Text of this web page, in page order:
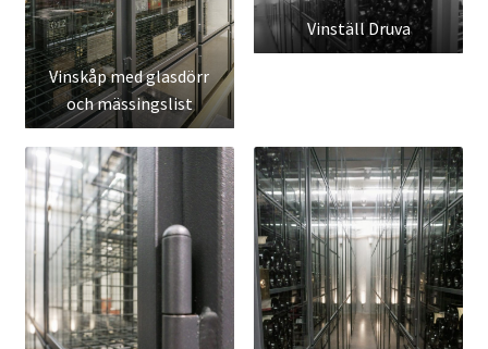
Vinskåp med glasdörr
och mässingslist
Vinställ Druva